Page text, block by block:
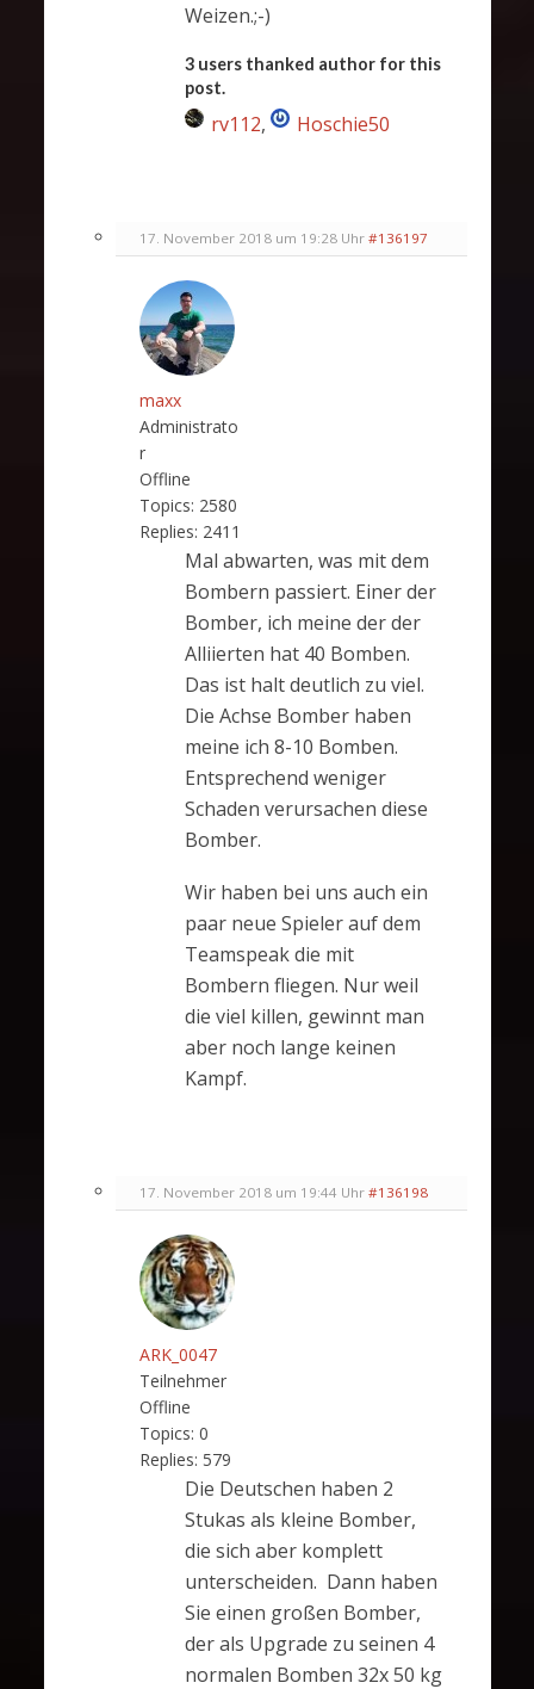
Weizen.;-)
3 users thanked author for this
post.
rv112, Hoschie50
17. November 2018 um 19:28 Uhr #136197
maxx
Administrato
r
Offline
Topics: 2580
Replies: 2411
Mal abwarten, was mit dem
Bombern passiert. Einer der
Bomber, ich meine der der
Alliierten hat 40 Bomben.
Das ist halt deutlich zu viel.
Die Achse Bomber haben
meine ich 8-10 Bomben.
Entsprechend weniger
Schaden verursachen diese
Bomber.
Wir haben bei uns auch ein
paar neue Spieler auf dem
Teamspeak die mit
Bombern fliegen. Nur weil
die viel killen, gewinnt man
aber noch lange keinen
Kampf.
17. November 2018 um 19:44 Uhr #136198
ARK_0047
Teilnehmer
Offline
Topics: 0
Replies: 579
Die Deutschen haben 2
Stukas als kleine Bomber,
die sich aber komplett
unterscheiden. Dann haben
Sie einen großen Bomber,
der als Upgrade zu seinen 4
normalen Bomben 32x 50 kg